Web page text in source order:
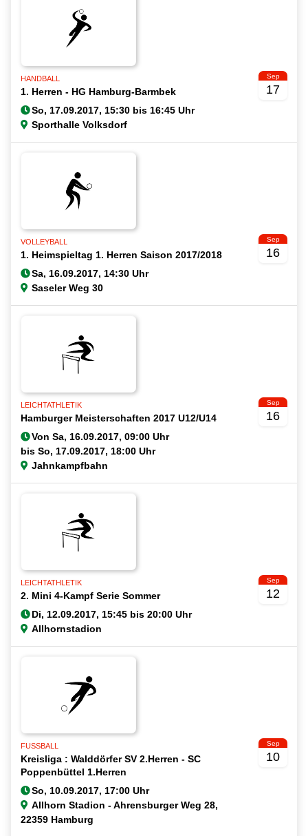
HANDBALL
1. Herren - HG Hamburg-Barmbek
Sporthalle Volksdorf
Sep
17
VOLLEYBALL
1. Heimspieltag 1. Herren Saison 2017/2018
Saseler Weg 30
Sep
16
LEICHTATHLETIK
Hamburger Meisterschaften 2017 U12/U14
Von
bis
Jahnkampfbahn
Sep
16
LEICHTATHLETIK
2. Mini 4-Kampf Serie Sommer
Allhornstadion
Sep
12
FUSSBALL
Kreisliga : Walddörfer SV 2.Herren - SC
Poppenbüttel 1.Herren
Allhorn Stadion - Ahrensburger Weg 28,
22359 Hamburg
Sep
10